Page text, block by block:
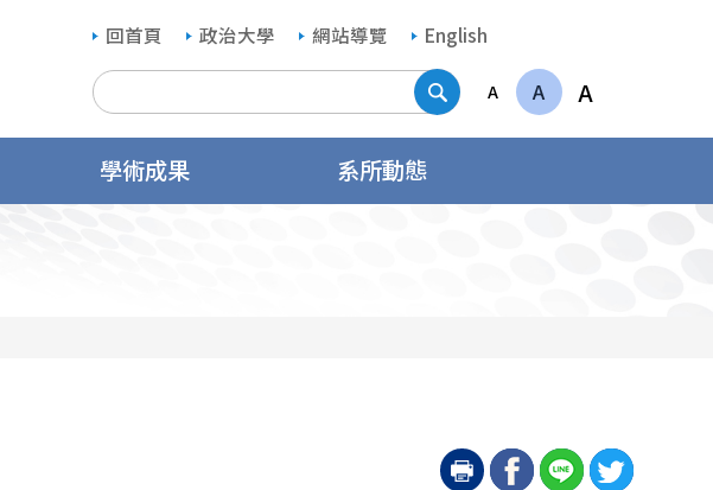
回首頁 政治大學 網站導覽 English
搜尋A A A
學術成果 系所動態